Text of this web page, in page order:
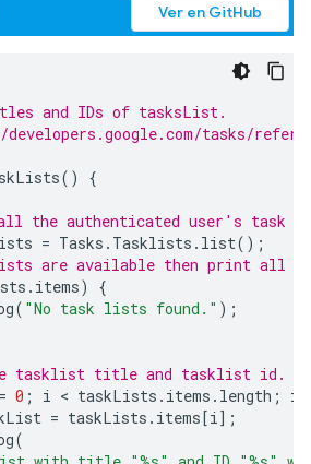
Ver en GitHub
and IDs of tasksList.
developers.google.com/tasks/
()
{
the authenticated user's task
= Tasks . Tasklists . list();
are available then print all
. items)
{
( "No task lists found." );
tasklist title and tasklist id.
= 0 ; i < taskLists . items . length ; i
= taskLists . items[i ];
(